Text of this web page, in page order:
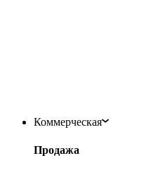
Коммерческая
Продажа